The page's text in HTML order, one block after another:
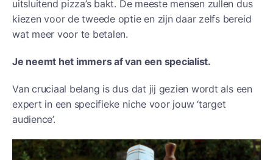
uitsluitend pizza’s bakt. De meeste mensen zullen dus
kiezen voor de tweede optie en zijn daar zelfs bereid
wat meer voor te betalen.
Je neemt het immers af van een specialist.
Van cruciaal belang is dus dat jij gezien wordt als een
expert in een specifieke niche voor jouw ‘target
audience’.